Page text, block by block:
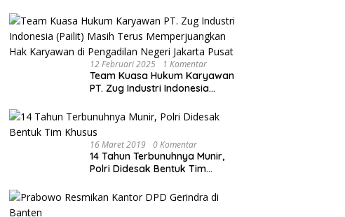
Pengaduan ke Mahkamah
Agung RI
12 Februari 2025 1 Komentar
Team Kuasa Hukum Karyawan
PT. Zug Industri Indonesia
Memperjuangkan Hak
Karyawan di Pengadilan Negeri
Jakarta Pusat
16 Maret 2019 0 Komentar
14 Tahun Terbunuhnya Munir,
Polri Didesak Bentuk Tim